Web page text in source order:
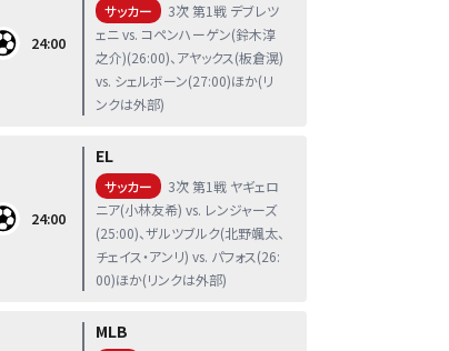
24:00
サッカー
3次 第1戦 デブレツ
ェニ vs. コペンハーゲン(鈴木淳
之介)(26:00)、アヤックス(板倉滉)
vs. シェルボーン(27:00)ほか(リ
ンクは外部)
24:00
EL
サッカー
3次 第1戦 ヤギェロ
ニア(小林友希) vs. レンジャーズ
(25:00)、ザルツブルク(北野颯太、
チェイス・アンリ) vs. パフォス(26:
00)ほか(リンクは外部)
MLB